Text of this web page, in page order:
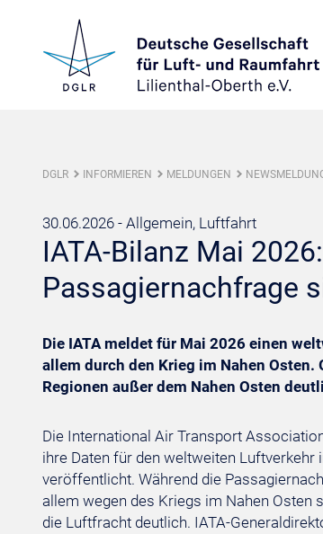
DGLR INFORMIEREN MELDUNGEN
30.06.2026 - Allgemein, Luftfahrt
IATA-Bilanz Mai
Passagiernachfrage
Die IATA meldet für Mai 2026 einen
allem durch den Krieg im Nahen
Regionen außer dem Nahen Osten
Die International Air Transport
ihre Daten für den weltweiten Luftverkehr
veröffentlicht. Während die
allem wegen des Kriegs im Nahen Osten
die Luftfracht deutlich. IATA-